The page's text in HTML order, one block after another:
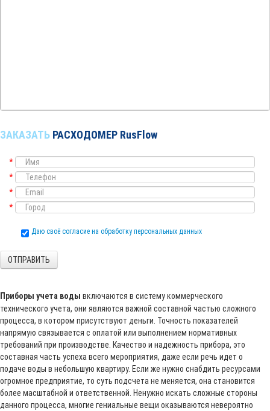
ЗАКАЗАТЬ РАСХОДОМЕР RusFlow
*
*
*
*
Даю своё согласие на обработку персональных данных
ОТПРАВИТЬ
Приборы учета воды включаются в систему коммерческого
технического учета, они являются важной составной частью сложного
процесса, в котором присутствуют деньги. Точность показателей
напрямую связывается с оплатой или выполнением нормативных
требований при производстве. Качество и надежность прибора, это
составная часть успеха всего мероприятия, даже если речь идет о
подаче воды в небольшую квартиру. Если же нужно снабдить ресурсами
огромное предприятие, то суть подсчета не меняется, она становится
более масштабной и ответственной. Ненужно искать сложные стороны
данного процесса, многие гениальные вещи оказываются невероятно